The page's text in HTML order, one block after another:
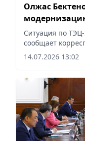
Олжас
года
Ситуация по
сообщает
14.07.2026 13:02